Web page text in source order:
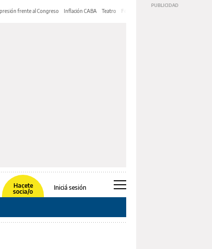
frente al Congreso Inflación CABA Teatro Feria de Editores
Hacete
socia/o
Iniciá sesión